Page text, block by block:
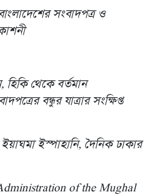
সংবাদপত্র ও
থেকে বর্তমান
বন্ধুর যাত্রার সংক্ষিপ্ত
ইস্পাহানি, দৈনিক ঢাকার
of the Mughal